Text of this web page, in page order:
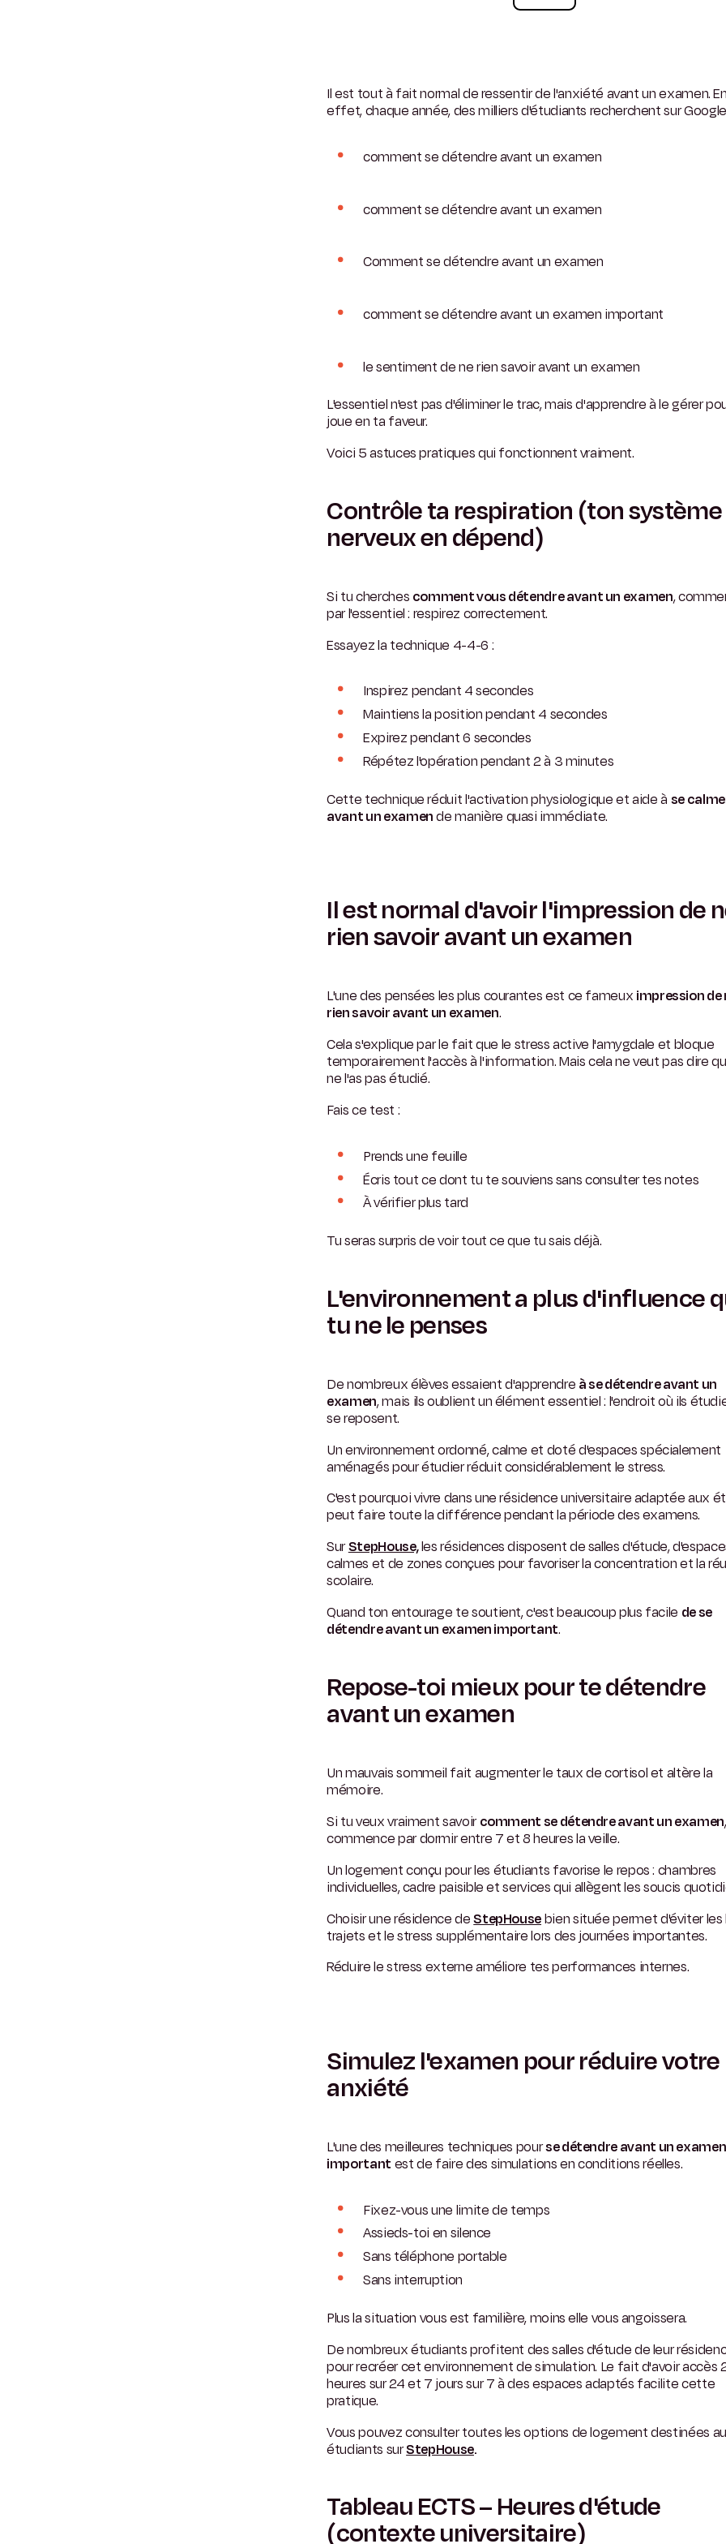
Il est tout à fait normal de ressentir de l'anxiété avant un examen. En
effet, chaque année, des milliers d'étudiants recherchent sur
comment se détendre avant un examen
comment se détendre avant un examen
Comment se détendre avant un examen
comment se détendre avant un examen important
le sentiment de ne rien savoir avant un examen
L'essentiel n'est pas d'éliminer le trac, mais d'apprendre à le gérer
joue en ta faveur.
Voici 5 astuces pratiques qui fonctionnent vraiment.
Contrôle ta respiration (ton système
nerveux en dépend)
Si tu cherches comment vous détendre avant un examen,
par l'essentiel : respirez correctement.
Essayez la technique 4-4-6 :
Inspirez pendant 4 secondes
Maintiens la position pendant 4 secondes
Expirez pendant 6 secondes
Répétez l'opération pendant 2 à 3 minutes
Cette technique réduit l'activation physiologique et aide à se
avant un examende manière quasi immédiate.
Il est normal d'avoir l'impression de
rien savoir avant un examen
L'une des pensées les plus courantes est ce fameux impression de
rien savoir avant un examen.
Cela s'explique par le fait que le stress active l'amygdale et bloque
temporairement l'accès à l'information. Mais cela ne veut pas dire
ne l'as pas étudié.
Fais ce test :
Prends une feuille
Écris tout ce dont tu te souviens sans consulter tes notes
À vérifier plus tard
Tu seras surpris de voir tout ce que tu sais déjà.
L'environnement a plus d'influence
tu ne le penses
De nombreux élèves essaient d'apprendre à se détendre avant un
examen, mais ils oublient un élément essentiel : l'endroit où ils
se reposent.
Un environnement ordonné, calme et doté d'espaces spécialement
aménagés pour étudier réduit considérablement le stress.
C'est pourquoi vivre dans une résidence universitaire adaptée aux
peut faire toute la différence pendant la période des examens.
SurStepHouse,les résidences disposent de salles d'étude,
calmes et de zones conçues pour favoriser la concentration et la
scolaire.
Quand ton entourage te soutient, c'est beaucoup plus facile de se
détendre avant un examen important.
Repose-toi mieux pour te détendre
avant un examen
Un mauvais sommeil fait augmenter le taux de cortisol et altère la
mémoire.
Si tu veux vraiment savoircomment se détendre avant un examen,
commence par dormir entre 7 et 8 heures la veille.
Un logement conçu pour les étudiants favorise le repos : chambres
individuelles, cadre paisible et services qui allègent les soucis
Choisir une résidence deStepHousebien située permet d'éviter les
trajets et le stress supplémentaire lors des journées importantes.
Réduire le stress externe améliore tes performances internes.
Simulez l'examen pour réduire votre
anxiété
L'une des meilleures techniques pourse détendre avant un examen
important est de faire des simulations en conditions réelles.
Fixez-vous une limite de temps
Assieds-toi en silence
Sans téléphone portable
Sans interruption
Plus la situation vous est familière, moins elle vous angoissera.
De nombreux étudiants profitent des salles d'étude de leur
pour recréer cet environnement de simulation. Le fait d'avoir accès
heures sur 24 et 7 jours sur 7 à des espaces adaptés facilite cette
pratique.
Vous pouvez consulter toutes les options de logement destinées
étudiants surStepHouse.
Tableau ECTS – Heures d'étude
(contexte universitaire)